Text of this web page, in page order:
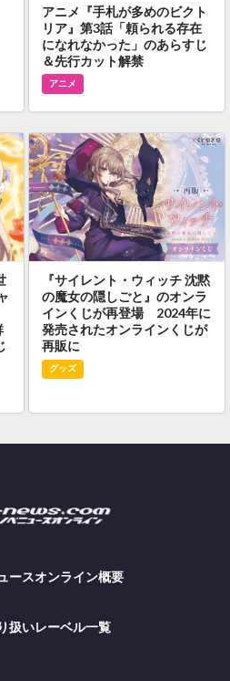
アニメ『手札が多めのビクト
リア』第3話「頼られる存在
になれなかった」のあらすじ
＆先行カット解禁
アニメ
『サイレント・ウィッチ 沈黙
の魔女の隠しごと』のオンラ
インくじが再登場 2024年に
発売されたオンラインくじが
再販に
グッズ
ースオンライン概要
扱いレーベル一覧